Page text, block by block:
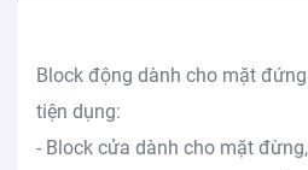
Block động dành cho mặt
tiện dụng:
- Block cửa dành cho mặt